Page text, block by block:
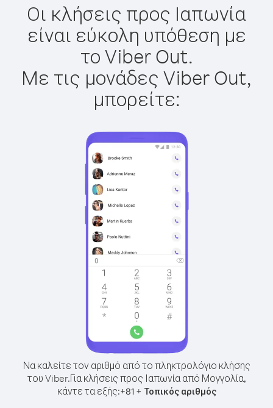
Οι κλήσεις προς Ιαπωνία
είναι εύκολη υπόθεση με
το Viber Out.
Με τις μονάδες Viber Out,
μπορείτε:
Να καλείτε τον αριθμό από το πληκτρολόγιο κλήσης
του Viber.Για κλήσεις προς Ιαπωνία από Μογγολία,
κάντε τα εξής:+81+ Τοπικός αριθμός